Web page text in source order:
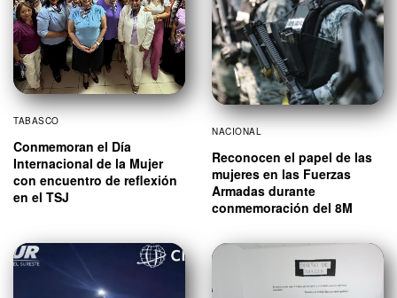
TABASCO
Conmemoran el Día
Internacional de la Mujer
con encuentro de reflexión
en el TSJ
NACIONAL
Reconocen el papel de las
mujeres en las Fuerzas
Armadas durante
conmemoración del 8M